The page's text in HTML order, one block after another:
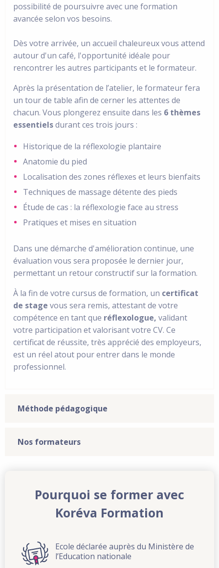
possibilité de poursuivre avec une formation
avancée selon vos besoins.
Dès votre arrivée, un accueil chaleureux vous attend
autour d'un café, l'opportunité idéale pour
rencontrer les autres participants et le formateur.
Après la présentation de l’atelier, le formateur fera
un tour de table afin de cerner les attentes de
chacun. Vous plongerez ensuite dans les 6 thèmes
essentielsdurant ces trois jours :
Historique de la réflexologie plantaire
Anatomie du pied
Localisation des zones réflexes et leurs bienfaits
Techniques de massage détente des pieds
Étude de cas : la réflexologie face au stress
Pratiques et mises en situation
Dans une démarche d'amélioration continue, une
évaluation vous sera proposée le dernier jour,
permettant un retour constructif sur la formation.
À la fin de votre cursus de formation, un certificat
de stage vous sera remis, attestant de votre
compétence en tant que réflexologue, validant
votre participation et valorisant votre CV. Ce
certificat de réussite, très apprécié des employeurs,
est un réel atout pour entrer dans le monde
professionnel.
Méthode pédagogique
Nos formateurs
Pourquoi se former avec
Koréva Formation
Ecole déclarée auprès du Ministère de
l’Education nationale